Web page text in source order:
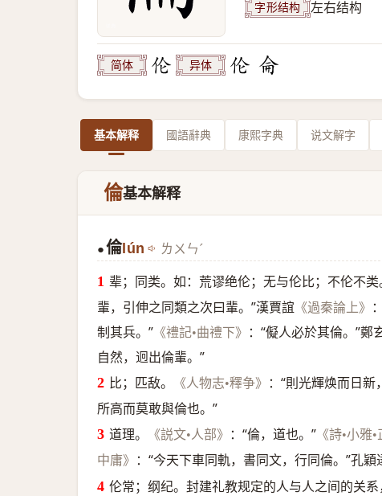
字形结构 左右结构
简体 异体
基本解释 國語辭典 康熙字典 说文解字
倫基本解释
● 倫lún ㄌㄨㄣˊ
辈；同类。如：荒谬绝伦；无与伦比；不伦不类
輩，引伸之同類之次曰輩。”漢賈誼 《過秦論上》
制其兵。” 《禮記•曲禮下》 ：“儗人必於其倫。”鄭
自然，迥出倫輩。”
比；匹敌。
《人物志•釋争》 ：“則光輝焕而日
所高而莫敢與倫也。”
道理。
《説文•人部》 ：“倫，道也。” 《詩•小雅•
中庸》
：“今天下車同軌，書同文，行同倫。”孔
伦常；纲纪。封建礼教规定的人与人之间的关系